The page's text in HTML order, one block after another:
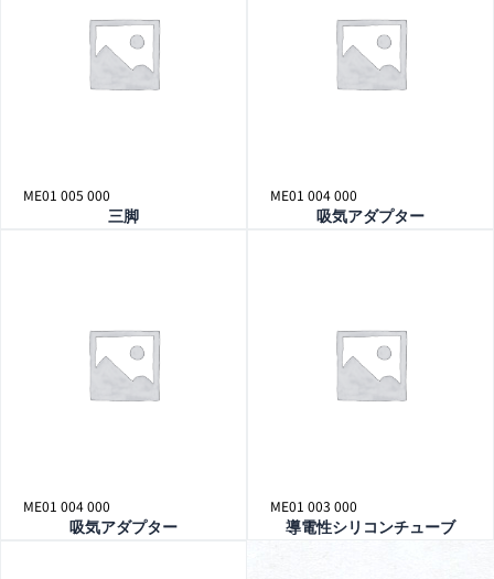
ME01 005 000
三脚
ME01 004 000
吸気アダプター
ME01 004 000
吸気アダプター
ME01 003 000
導電性シリコンチューブ